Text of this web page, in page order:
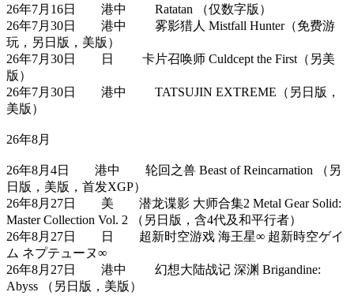
26年7月16日 港中 Ratatan （仅数字版）
26年7月30日 港中 雾影猎人 Mistfall Hunter（免费游
玩，另日版，美版）
26年7月30日 日 卡片召唤师 Culdcept the First（另美
版）
26年7月30日 港中 TATSUJIN EXTREME（另日版，
美版）
26年8月
26年8月4日 港中 轮回之兽 Beast of Reincarnation （另
日版，美版，首发XGP）
26年8月27日 美 潜龙谍影 大师合集2 Metal Gear Solid:
Master Collection Vol. 2 （另日版，含4代及和平行者）
26年8月27日 日 超新时空游戏 海王星∞ 超新時空ゲイ
ム ネプテューヌ∞
26年8月27日 港中 幻想大陆战记 深渊 Brigandine:
Abyss （另日版，美版）